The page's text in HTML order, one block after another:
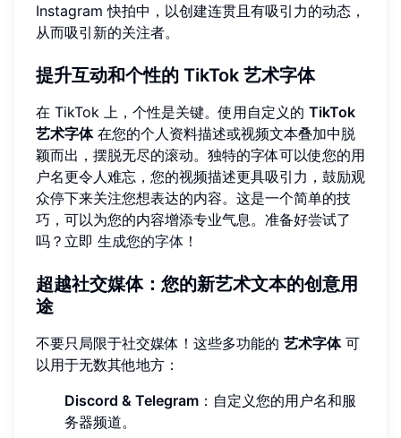
Instagram 快拍中，以创建连贯且有吸引力的动态，
从而吸引新的关注者。
提升互动和个性的 TikTok 艺术字体
在 TikTok 上，个性是关键。使用自定义的 TikTok
艺术字体在您的个人资料描述或视频文本叠加中脱
颖而出，摆脱无尽的滚动。独特的字体可以使您的用
户名更令人难忘，您的视频描述更具吸引力，鼓励观
众停下来关注您想表达的内容。这是一个简单的技
巧，可以为您的内容增添专业气息。准备好尝试了
吗？立即 生成您的字体 ！
超越社交媒体：您的新艺术文本的创意用
途
不要只局限于社交媒体！这些多功能的 艺术字体可
以用于无数其他地方：
Discord & Telegram ：自定义您的用户名和服
务器频道。